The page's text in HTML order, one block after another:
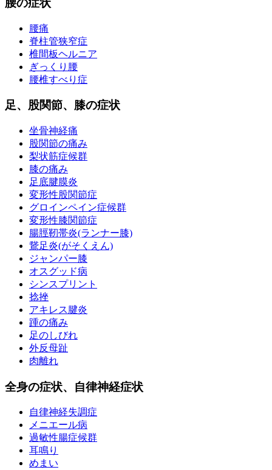
腰の症状
腰痛
脊柱管狭窄症
椎間板ヘルニア
ぎっくり腰
腰椎すべり症
足、股関節、膝の症状
坐骨神経痛
股関節の痛み
梨状筋症候群
膝の痛み
足底腱膜炎
変形性股関節症
グロインペイン症候群
変形性膝関節症
腸脛靭帯炎(ランナー膝)
鵞足炎(がそくえん)
ジャンパー膝
オスグッド病
シンスプリント
捻挫
アキレス腱炎
踵の痛み
足のしびれ
外反母趾
肉離れ
全身の症状、自律神経症状
自律神経失調症
メニエール病
過敏性腸症候群
耳鳴り
めまい